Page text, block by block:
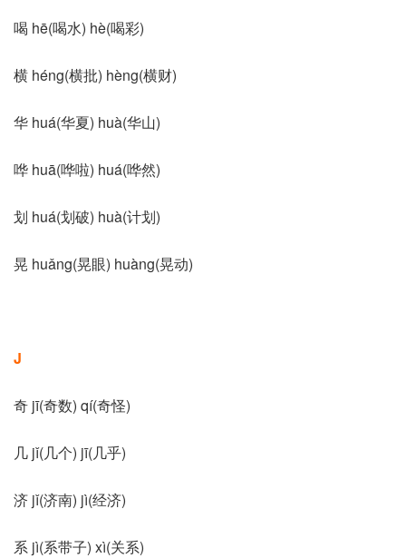
喝 hē(喝水) hè(喝彩)
横 héng(横批) hèng(横财)
华 huá(华夏) huà(华山)
哗 huā(哗啦) huá(哗然)
划 huá(划破) huà(计划)
晃 huǎng(晃眼) huàng(晃动)
J
奇 jī(奇数) qí(奇怪)
几 jǐ(几个) jī(几乎)
济 jǐ(济南) jì(经济)
系 jì(系带子) xì(关系)